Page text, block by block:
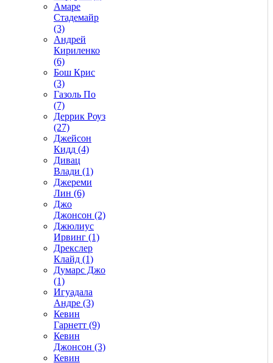
Амаре
Стадемайр
(3)
Андрей
Кириленко
(6)
Бош Крис
(3)
Газоль По
(7)
Деррик Роуз
(27)
Джейсон
Кидд (4)
Дивац
Влади (1)
Джереми
Лин (6)
Джо
Джонсон (2)
Джюлиус
Ирвинг (1)
Дрекслер
Клайд (1)
Думарс Джо
(1)
Игуадала
Андре (3)
Кевин
Гарнетт (9)
Кевин
Джонсон (3)
Кевин